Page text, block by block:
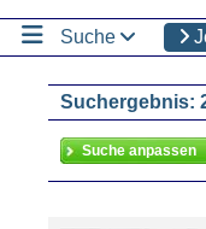
Suche
Suchergebnis: